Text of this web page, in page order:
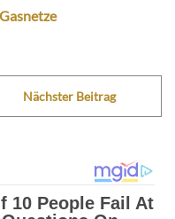
Nächster Beitrag